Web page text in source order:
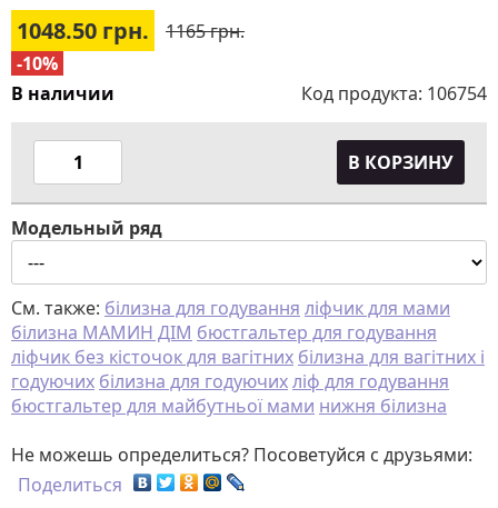
1048.50 грн.
-10%
1165 грн.
В наличии Код продукта: 106754
В КОРЗИНУ
Модельный ряд
См. также: білизна для годування ліфчик для мами
білизна МАМИН ДІМ бюстгальтер для годування
ліфчик без кісточок для вагітних білизна для вагітних і
годуючих білизна для годуючихліф для годування
бюстгальтер для майбутньої мами нижня білизна
Не можешь определиться? Посоветуйся с друзьями:
Поделиться